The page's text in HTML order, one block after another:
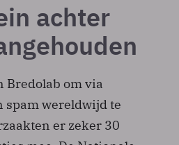
achter
om via
spam wereldwijd te
er zeker 30